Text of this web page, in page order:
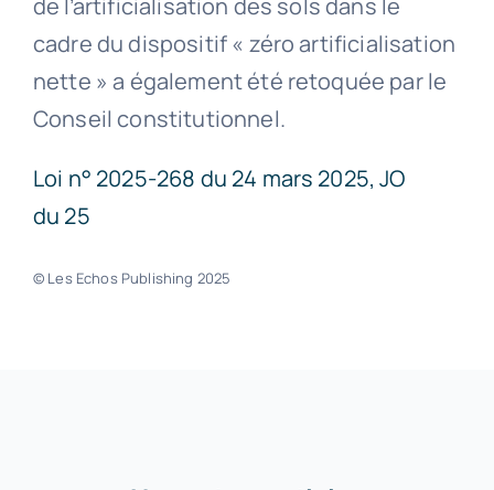
cadre du dispositif « zéro artificialisation
nette » a également été retoquée par le
Conseil constitutionnel.
Loi n° 2025-268 du 24 mars 2025, JO
du 25
© Les Echos Publishing 2025